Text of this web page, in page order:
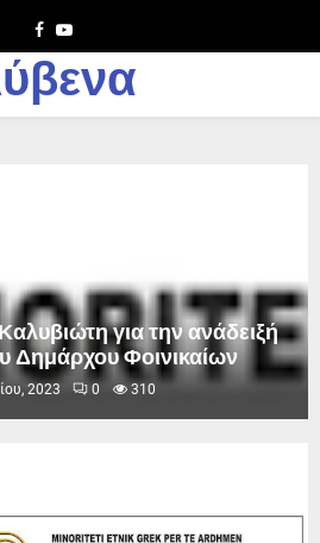
Facebook
Youtube
για την ανάδειξή
Δημάρχου Φοινικαίων
2023 0 310